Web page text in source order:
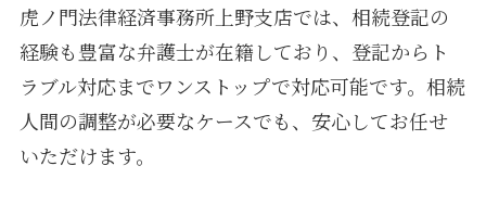
虎ノ門法律経済事務所上野支店では、相続登記の
経験も豊富な弁護士が在籍しており、登記からト
ラブル対応までワンストップで対応可能です。相続
人間の調整が必要なケースでも、安心してお任せ
いただけます。